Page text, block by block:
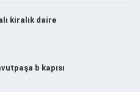
kiralık daire
b kapısı